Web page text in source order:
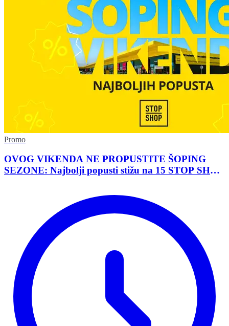
Promo
OVOG VIKENDA NE PROPUSTITE ŠOPING
SEZONE: Najbolji popusti stižu na 15 STOP SHOP